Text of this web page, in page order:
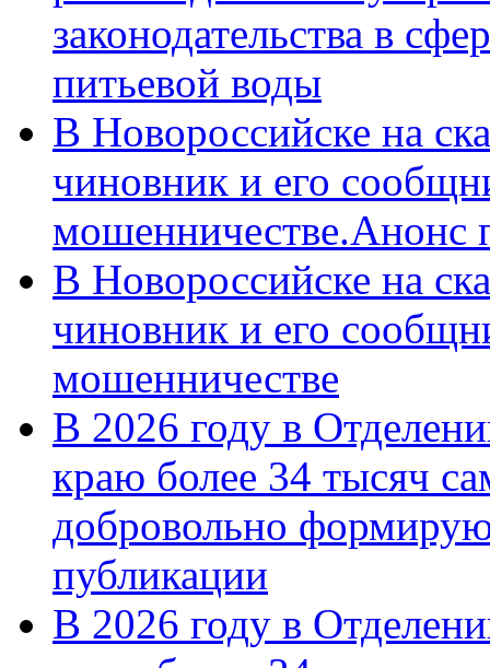
законодательства в
питьевой воды
В Новороссийске на
чиновник и его
мошенничестве.Анонс
В Новороссийске на
чиновник и его
мошенничестве
В 2026 году в
краю более 34 тысяч
добровольно
публикации
В 2026 году в